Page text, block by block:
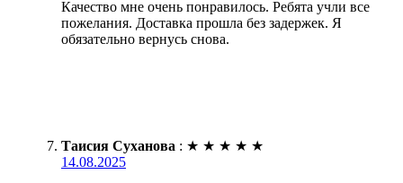
Качество мне очень понравилось. Ребята учли все
пожелания. Доставка прошла без задержек. Я
обязательно вернусь снова.
Таисия Суханова : ★ ★ ★ ★ ★
14.08.2025